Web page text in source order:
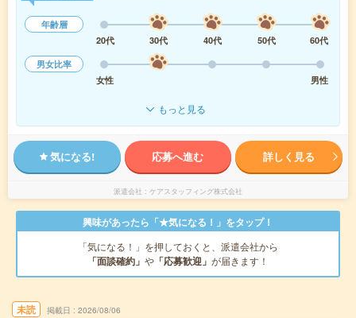
年齢層
20代
30代 40代 50代
60代
男女比率
女性
男性
もっと見る
気になる! 応募へ進む 詳しく見る
派遣会社 ケアスタッフィング株式会社
興味があったら「★気になる！」をタップ！
「気になる！」を押しておくと、派遣会社から
「面談確約」 や 「応募歓迎」 が届きます！
未読 掲載日 2026/08/06